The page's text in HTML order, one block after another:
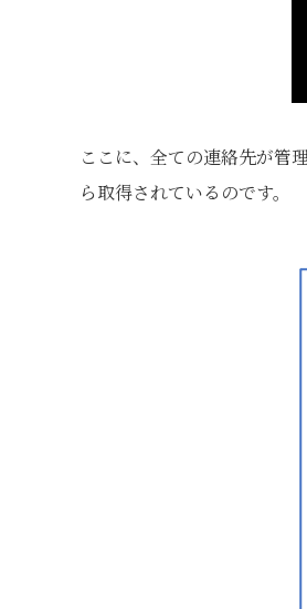
ここに、­全ての連絡先が管
ら取得されているのです。